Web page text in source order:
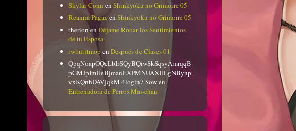
Skylar Conn en Shinkyoku no Grimoire 05
Reanna Pagac en Shinkyoku no Grimoire 05
therionen Déjame Robar los Sentimientos
de tu Esposa
iwbntjtmop en Después de Clases 01
QpqNoapOQcLbIrSQyBQiwSkSqsyAmrqqB
pGMJpImHeBjmanEXPMNUAXHLgNBynp
vxKQnhDAVjqkM 4login7 Sowen
Entrenadora de Perros Mai-chan